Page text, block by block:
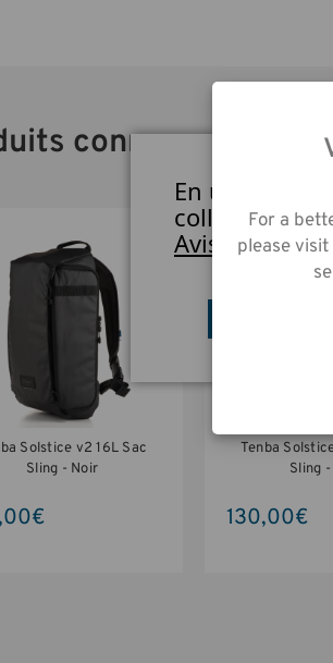
connexes
Solstice v2 16L Sac
Sling - Noir
Tenba
Sling
130,00€
En utilisant
collecte de
Avis de
LAISSEZ
For a
please